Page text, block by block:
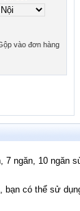
vào đơn hàng
ngăn, 10 ngăn
có thể sử